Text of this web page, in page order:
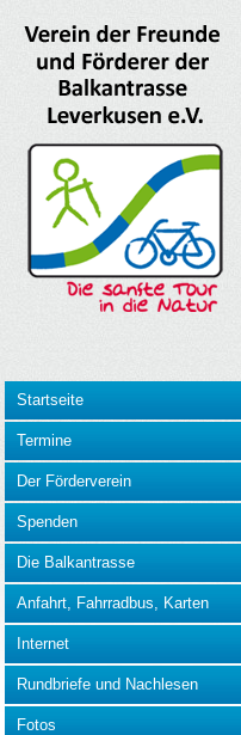
Startseite
Termine
Der Förderverein
Spenden
Die Balkantrasse
Anfahrt, Fahrradbus, Karten
Internet
Rundbriefe und Nachlesen
Fotos